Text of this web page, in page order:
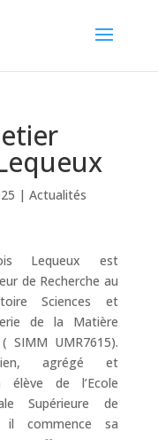
| Actualités
Lequeux est
de Recherche au
Sciences et
de la Matière
SIMM UMR7615).
agrégé et
élève de l’Ecole
Supérieure de
il commence sa